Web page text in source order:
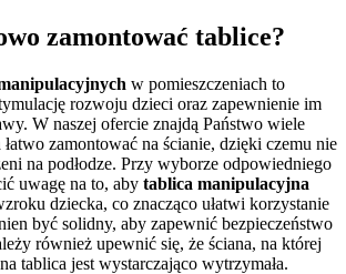
zamontować tablice?
w pomieszczeniach to
rozwoju dzieci oraz zapewnienie im
W naszej ofercie znajdą Państwo wiele
zamontować na ścianie, dzięki czemu nie
na podłodze. Przy wyborze odpowiedniego
uwagę na to, aby tablica manipulacyjna
dziecka, co znacząco ułatwi korzystanie
być solidny, aby zapewnić bezpieczeństwo
również upewnić się, że ściana, na której
tablica jest wystarczająco wytrzymała.